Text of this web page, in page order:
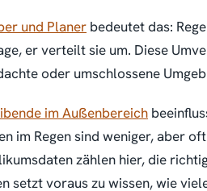
und Planer bedeutet das:
er verteilt sie um. Diese
oder umschlossene
im Außenbereich
im Regen sind weniger, aber
zählen hier, die
setzt voraus zu wissen, wie